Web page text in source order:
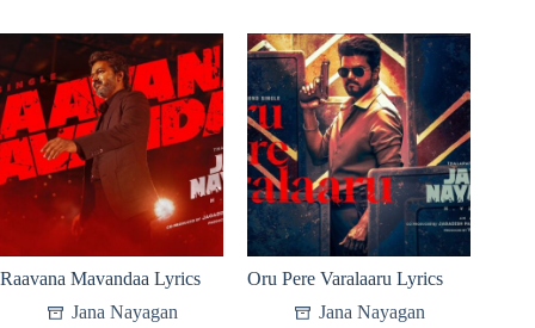
Raavana Mavandaa Lyrics
Jana Nayagan
Oru Pere Varalaaru Lyrics
Jana Nayagan